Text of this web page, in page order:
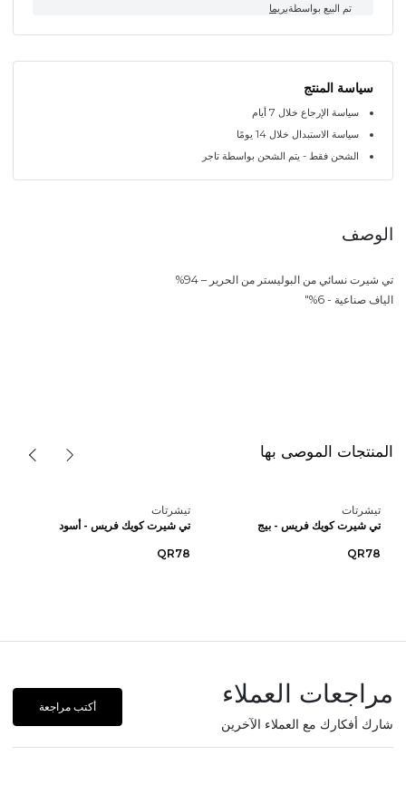
تم البيع بواسطةبريما
سياسة المنتج
سياسة الإرجاع خلال 7 أيام
سياسة الاستبدال خلال 14 يومًا
الشحن فقط - يتم الشحن بواسطة تاجر
الوصف
تي شيرت نسائي من البوليستر من الحرير – 94%
الياف صناعية - 6%"
المنتجات الموصى بها
تيشرتات
تي شيرت كويك فريس - بيج
QR78
تيشرتات
تي شيرت كويك فريس - أسود
QR78
مراجعات العملاء
شارك أفكارك مع العملاء الآخرين
أكتب مراجعة